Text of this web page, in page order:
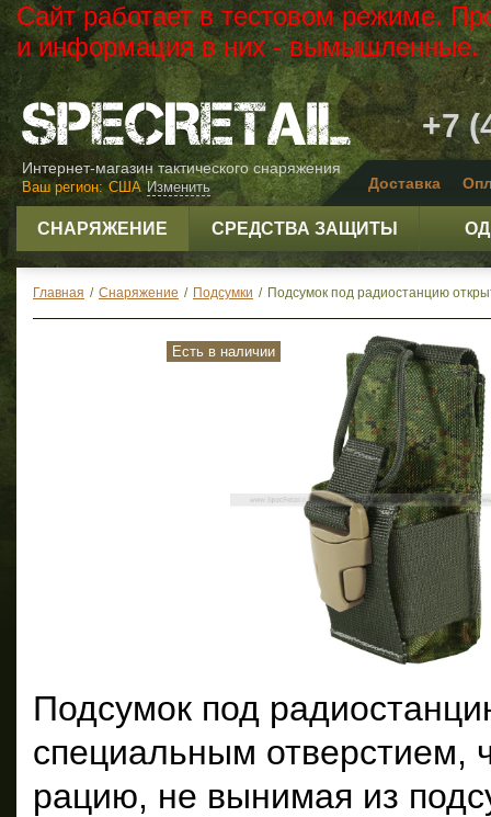
Сайт работает в тестовом режиме.
и информация в них - вымышленные.
Интернет-магазин тактического снаряжения
+7
Доставка
Изменить
Ваш регион: США
СНАРЯЖЕНИЕ СРЕДСТВА ЗАЩИТЫ
Главная / Снаряжение / Подсумки / Подсумок под радиостанцию
Есть в наличии
Подсумок под
специальным отверстием,
рацию, не вынимая из